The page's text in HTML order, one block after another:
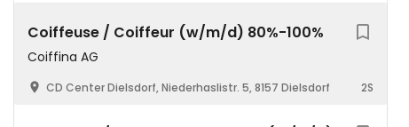
Coiffeuse / Coiffeur (w/m/d) 80%-100%
Coiffina AG
CD Center Dielsdorf, Niederhaslistr. 5, 8157 Dielsdorf 2S